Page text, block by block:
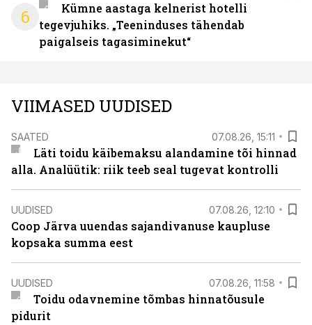
6
Kümne aastaga kelnerist hotelli
tegevjuhiks. „Teeninduses tähendab
paigalseis tagasiminekut“
VIIMASED UUDISED
SAATED 07.08.26, 15:11
Läti toidu käibemaksu alandamine tõi hinnad
alla. Analüütik: riik teeb seal tugevat kontrolli
UUDISED 07.08.26, 12:10
Coop Järva uuendas sajandivanuse kaupluse
kopsaka summa eest
UUDISED 07.08.26, 11:58
Toidu odavnemine tõmbas hinnatõusule
pidurit